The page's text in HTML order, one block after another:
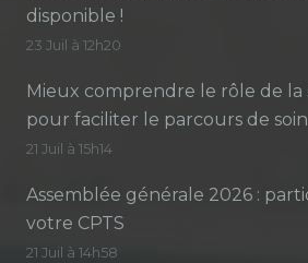
disponible !
23 Juil à 12h20
Mieux comprendre le rôle de la
pour faciliter le parcours de soin
21 Juil à 15h14
Assemblée générale 2026 :
votre CPTS
21 Juil à 14h58